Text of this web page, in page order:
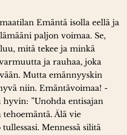
Emäntä isolla eellä ja
paljon voimaa. Se,
mitä tekee ja minkä
ja rauhaa, joka
Mutta emännyyskin
niin. Emäntävoimaa! -
hyvin: ”Unohda entisajan
Älä vie
Mennessä silitä